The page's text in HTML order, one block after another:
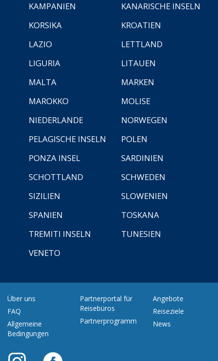
KAMPANIEN
KANARISCHE INSELN
KORSIKA
KROATIEN
LAZIO
LETTLAND
LIGURIA
LITAUEN
MALTA
MARKEN
MAROKKO
MOLISE
NIEDERLANDE
NORWEGEN
PELAGISCHE INSELN
POLEN
PONZA INSEL
SARDINIEN
SCHOTTLAND
SCHWEDEN
SIZILIEN
SLOWENIEN
SPANIEN
TOSKANA
TREMITI INSELN
TUNESIEN
VENETO
Über uns
FAQ
Allgemeine
Bedingungen
Partnerportal für
Reisebüros
Partnerprogramm
Angebote
Reiseziele
News